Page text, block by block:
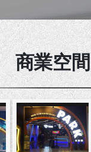
商業空間